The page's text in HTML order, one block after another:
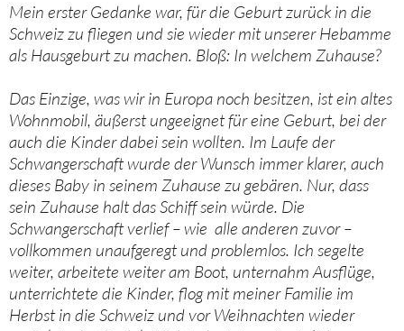
Mein erster Gedanke war, für die Geburt zurück in die
Schweiz zu fliegen und sie wieder mit unserer Hebamme
als Hausgeburt zu machen. Bloß: In welchem Zuhause?
Das Einzige, was wir in Europa noch besitzen, ist ein altes
Wohnmobil, äußerst ungeeignet für eine Geburt, bei der
auch die Kinder dabei sein wollten. Im Laufe der
Schwangerschaft wurde der Wunsch immer klarer, auch
dieses Baby in seinem Zuhause zu gebären. Nur, dass
sein Zuhause halt das Schiff sein würde. Die
Schwangerschaft verlief – wie alle anderen zuvor –
vollkommen unaufgeregt und problemlos. Ich segelte
weiter, arbeitete weiter am Boot, unternahm Ausflüge,
unterrichtete die Kinder, flog mit meiner Familie im
Herbst in die Schweiz und vor Weihnachten wieder